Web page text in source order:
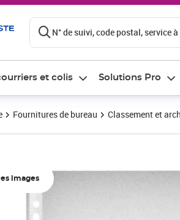
N° de suivi, code postal, service
et colis Solutions Pro
Fournitures de bureau Classement et
images